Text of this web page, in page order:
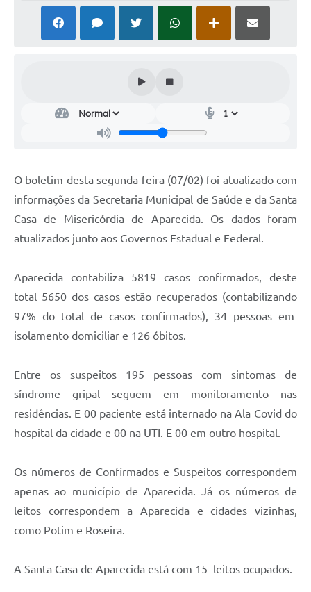
Participe mais
Telefones Úteis
Diário Oficial
Notícias
Contato
O boletim desta segunda-feira (07/02) foi atualizado com
informações da Secretaria Municipal de Saúde e da Santa
Casa de Misericórdia de Aparecida. Os dados foram
atualizados junto aos Governos Estadual e Federal.
Aparecida contabiliza 5819 casos confirmados, deste
total 5650 dos casos estão recuperados (contabilizando
97% do total de casos confirmados), 34 pessoas em
isolamento domiciliar e 126 óbitos.
Entre os suspeitos 195 pessoas com sintomas de
síndrome gripal seguem em monitoramento nas
residências. E 00 paciente está internado na Ala Covid do
hospital da cidade e 00 na UTI. E 00 em outro hospital.
Os números de Confirmados e Suspeitos correspondem
apenas ao município de Aparecida. Já os números de
leitos correspondem a Aparecida e cidades vizinhas,
como Potim e Roseira.
A Santa Casa de Aparecida está com 15 leitos ocupados.